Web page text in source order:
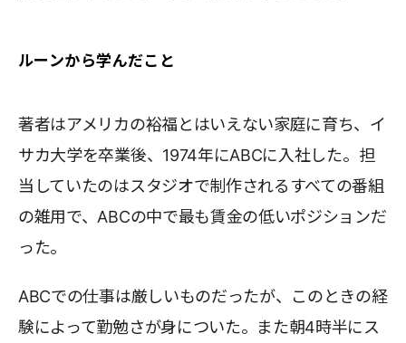
ルーンから学んだこと
著者はアメリカの裕福とはいえない家庭に育ち、イ
サカ大学を卒業後、1974年にABCに入社した。担
当していたのはスタジオで制作されるすべての番組
の雑用で、ABCの中で最も賃金の低いポジションだ
った。
ABCでの仕事は厳しいものだったが、このときの経
験によって勤勉さが身についた。また朝4時半にス